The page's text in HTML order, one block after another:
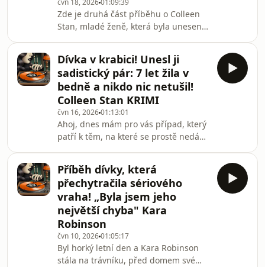
kliknutí na ZVOLIT ODMĚNU zde:
https://www.startovac.cz/projekty/falesnastopa
čvn 18, 202601:09:39
Zde je druhá část příběhu o Colleen
Stan, mladé ženě, která byla unesena,
malé dřevěné bedně.Všechno to trvalo
až do chvíle, kdy se Janice,
Cameronova manželka, rozhodla
jednat. Nakonec sebrala odvahu a
společně s Colleen od Camerona
utekla.Po sedmi letech tak byla
Colleen konečně znovu svobodná.A co
se dělo dál? Protože to nen
Dívka v krabici! Unesl ji
sadistický pár: 7 let žila v
bedně a nikdo nic netušil!
Colleen Stan KRIMI
čvn 16, 202601:13:01
Ahoj, dnes mám pro vás případ, který
patří k těm, na které se prostě nedá
dlouhých sedm let a většinu té doby
strávila zavřená v malé dřevěné
bedně.V první části se podíváme na
to, jak se Colleen Stan ocitla v rukou
svých únosců a co za hrůzy pak
prožívala...Je to tu!💣VYTVOŘILA JSEM
VLASTNÍ KRIMI deskovku. Je to
skutečná desková hr
Příběh dívky, která
přechytračila sériového
vraha! „Byla jsem jeho
největší chyba" Kara
Robinson
čvn 10, 202601:05:17
Byl horký letní den a Kara Robinson
stála na trávníku, před domem své